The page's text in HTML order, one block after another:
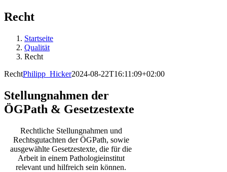
Recht
Startseite
Qualität
Recht
RechtPhilipp_Hicker2024-08-22T16:11:09+02:00
Stellungnahmen der
ÖGPath & Gesetzestexte
Rechtliche Stellungnahmen und
Rechtsgutachten der ÖGPath, sowie
ausgewählte Gesetzestexte, die für die
Arbeit in einem Pathologieinstitut
relevant und hilfreich sein können.